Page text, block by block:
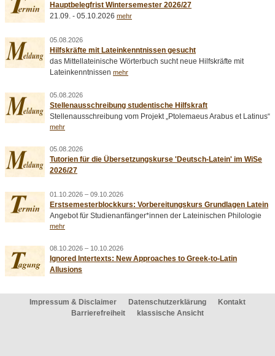
Hauptbelegfrist Wintersemester 2026/27
21.09. - 05.10.2026 mehr
05.08.2026
Hilfskräfte mit Lateinkenntnissen gesucht
das Mittellateinische Wörterbuch sucht neue Hilfskräfte mit
Lateinkenntnissen mehr
05.08.2026
Stellenausschreibung studentische Hilfskraft
Stellenausschreibung vom Projekt „Ptolemaeus Arabus et Latinus“
mehr
05.08.2026
Tutorien für die Übersetzungskurse 'Deutsch-Latein' im WiSe
2026/27
01.10.2026 – 09.10.2026
Erstsemesterblockkurs: Vorbereitungskurs Grundlagen Latein
Angebot für Studienanfänger*innen der Lateinischen Philologie
mehr
08.10.2026 – 10.10.2026
Ignored Intertexts: New Approaches to Greek-to-Latin
Allusions
Impressum & Disclaimer Datenschutzerklärung
Kontakt
Barrierefreiheit
klassische Ansicht